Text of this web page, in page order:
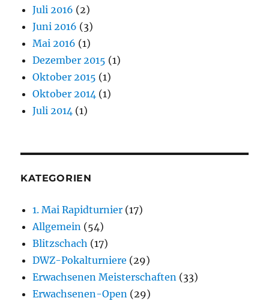
Juli 2016 (2)
Juni 2016 (3)
Mai 2016 (1)
Dezember 2015 (1)
Oktober 2015 (1)
Oktober 2014 (1)
Juli 2014 (1)
KATEGORIEN
1. Mai Rapidturnier (17)
Allgemein (54)
Blitzschach (17)
DWZ-Pokalturniere (29)
Erwachsenen Meisterschaften (33)
Erwachsenen-Open (29)